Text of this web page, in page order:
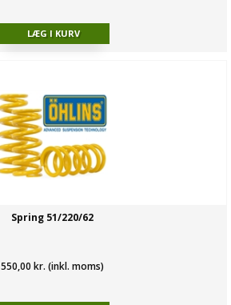
Spring 51/220/62
550,00 kr. (inkl. moms)